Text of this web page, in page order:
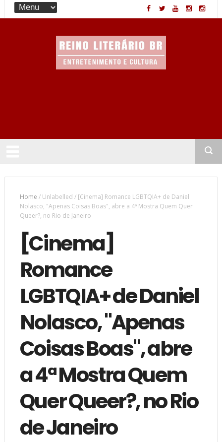
Home /Unlabelled / [Cinema] Romance LGBTQIA+ de Daniel
Nolasco, "Apenas Coisas Boas", abre a 4ª Mostra Quem Quer
Queer?, no Rio de Janeiro
[Cinema]
Romance
LGBTQIA+ de Daniel
Nolasco, "Apenas
Coisas Boas", abre
a 4ª Mostra Quem
Quer Queer?, no Rio
de Janeiro